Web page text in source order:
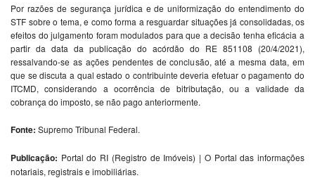
Por razões de segurança jurídica e de uniformização do entendimento do
STF sobre o tema, e como forma a resguardar situações já consolidadas, os
efeitos do julgamento foram modulados para que a decisão tenha eficácia a
partir da data da publicação do acórdão do RE 851108 (20/4/2021),
ressalvando-se as ações pendentes de conclusão, até a mesma data, em
que se discuta a qual estado o contribuinte deveria efetuar o pagamento do
ITCMD, considerando a ocorrência de bitributação, ou a validade da
cobrança do imposto, se não pago anteriormente.
Fonte: Supremo Tribunal Federal.
Publicação: Portal do RI (Registro de Imóveis) | O Portal das informações
notariais, registrais e imobiliárias.